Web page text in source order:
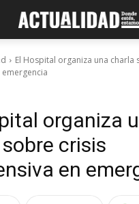
El Hospital organiza una charla
organiza
crisis
en